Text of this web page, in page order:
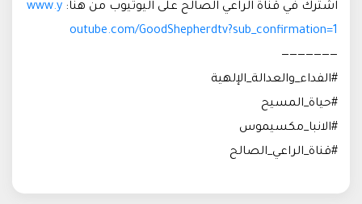
اشترك في قناة الراعي الصالح على اليوتيوب من هنا: www.y
outube.com/GoodShepherdtv?sub_confirmation=1
———————
#الفداء_والعدالة_الإلهية
#حياة_المسيح
#الانبا_مكسيموس
#قناة_الراعي_الصالح